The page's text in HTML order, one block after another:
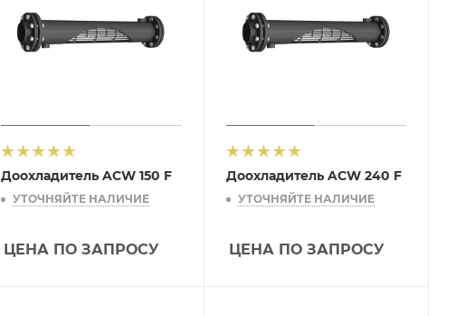
Доохладитель ACW 150 F
УТОЧНЯЙТЕ НАЛИЧИЕ
ЦЕНА ПО ЗАПРОСУ
Доохладитель ACW 240 F
УТОЧНЯЙТЕ НАЛИЧИЕ
ЦЕНА ПО ЗАПРОСУ